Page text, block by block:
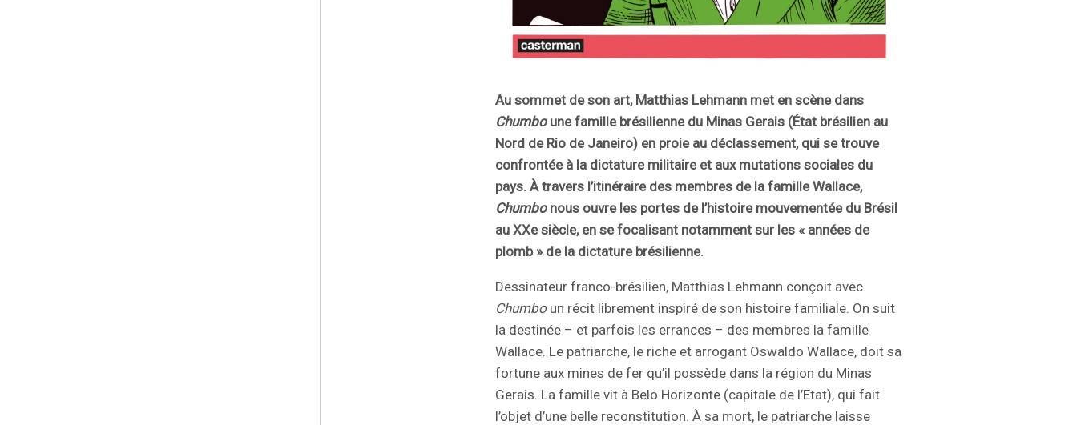
Au sommet de son art, Matthias Lehmann met en scène dans
Chumboune famille brésilienne du Minas Gerais (État brésilien au
Nord de Rio de Janeiro) en proie au déclassement, qui se trouve
confrontée à la dictature militaire et aux mutations sociales du
pays. À travers l’itinéraire des membres de la famille Wallace,
Chumbonous ouvre les portes de l’histoire mouvementée du Brésil
au XXe siècle, en se focalisant notamment sur les « années de
plomb » de la dictature brésilienne.
Dessinateur franco-brésilien, Matthias Lehmann conçoit avec
Chumboun récit librement inspiré de son histoire familiale. On suit
la destinée – et parfois les errances – des membres la famille
Wallace. Le patriarche, le riche et arrogant Oswaldo Wallace, doit sa
fortune aux mines de fer qu’il possède dans la région du Minas
Gerais. La famille vit à Belo Horizonte (capitale de l’Etat), qui fait
l’objet d’une belle reconstitution. À sa mort, le patriarche laisse